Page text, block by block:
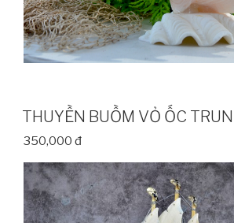
THUYỀN BUỒM VỎ ỐC
350,000 đ